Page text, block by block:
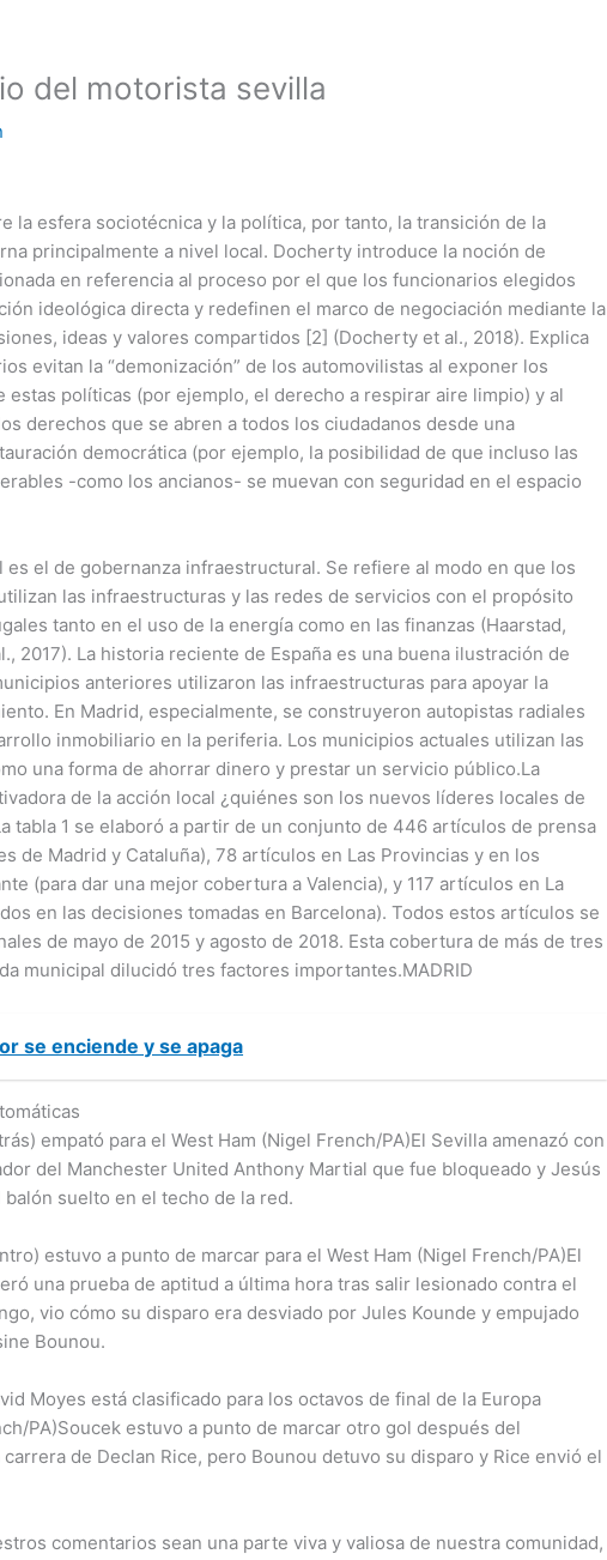
del motorista sevilla
la esfera sociotécnica y la política, por tanto, la transición de la
principalmente a nivel local. Docherty introduce la noción de
en referencia al proceso por el que los funcionarios elegidos
ideológica directa y redefinen el marco de negociación mediante la
ideas y valores compartidos [2] (Docherty et al., 2018). Explica
evitan la “demonización” de los automovilistas al exponer los
estas políticas (por ejemplo, el derecho a respirar aire limpio) y al
derechos que se abren a todos los ciudadanos desde una
democrática (por ejemplo, la posibilidad de que incluso las
-como los ancianos- se muevan con seguridad en el espacio
es el de gobernanza infraestructural. Se refiere al modo en que los
las infraestructuras y las redes de servicios con el propósito
tanto en el uso de la energía como en las finanzas (Haarstad,
2017). La historia reciente de España es una buena ilustración de
anteriores utilizaron las infraestructuras para apoyar la
En Madrid, especialmente, se construyeron autopistas radiales
inmobiliario en la periferia. Los municipios actuales utilizan las
una forma de ahorrar dinero y prestar un servicio público.La
de la acción local ¿quiénes son los nuevos líderes locales de
tabla 1 se elaboró a partir de un conjunto de 446 artículos de prensa
de Madrid y Cataluña), 78 artículos en Las Provincias y en los
(para dar una mejor cobertura a Valencia), y 117 artículos en La
en las decisiones tomadas en Barcelona). Todos estos artículos se
de mayo de 2015 y agosto de 2018. Esta cobertura de más de tres
municipal dilucidó tres factores importantes.MADRID
se enciende y se apaga
empató para el West Ham (Nigel French/PA)El Sevilla amenazó con
del Manchester United Anthony Martial que fue bloqueado y Jesús
balón suelto en el techo de la red.
estuvo a punto de marcar para el West Ham (Nigel French/PA)El
una prueba de aptitud a última hora tras salir lesionado contra el
vio cómo su disparo era desviado por Jules Kounde y empujado
Bounou.
Moyes está clasificado para los octavos de final de la Europa
PA)Soucek estuvo a punto de marcar otro gol después del
de Declan Rice, pero Bounou detuvo su disparo y Rice envió el
comentarios sean una parte viva y valiosa de nuestra comunidad,